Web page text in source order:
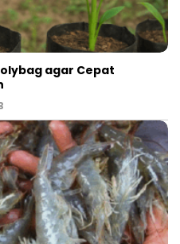
agar Cepat